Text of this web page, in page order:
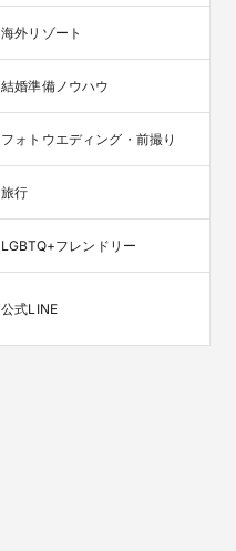
海外リゾート
結婚準備ノウハウ
フォトウエディング・前撮り
旅行
LGBTQ+フレンドリー
公式LINE